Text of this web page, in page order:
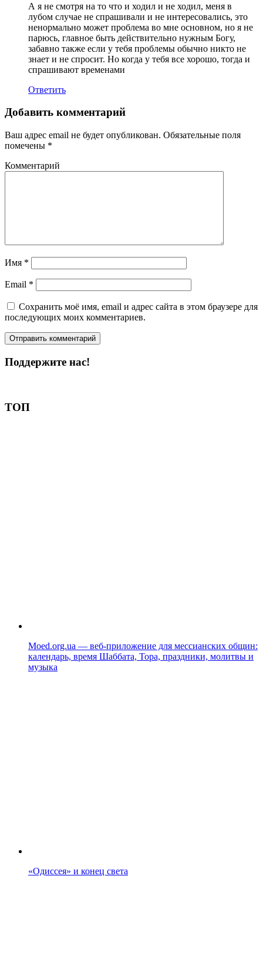
А я не смотря на то что и ходил и не ходил, меня в
лубом случае не спрашивали и не интересовались, это
ненормально может проблема во мне основном, но я не
парюсь, главное быть действительно нужным Богу,
забавно также если у тебя проблемы обычно никто не
знает и не спросит. Но когда у тебя все хорошо, тогда и
спрашивают временами
Ответить
Добавить комментарий
Ваш адрес email не будет опубликован. Обязательные поля
помечены *
Комментарий
Имя *
Email *
Сохранить моё имя, email и адрес сайта в этом браузере для
последующих моих комментариев.
Поддержите нас!
ТОП
Moed.org.ua — веб-приложение для мессианских общин:
календарь, время Шаббата, Тора, праздники, молитвы и
музыка
«Одиссея» и конец света